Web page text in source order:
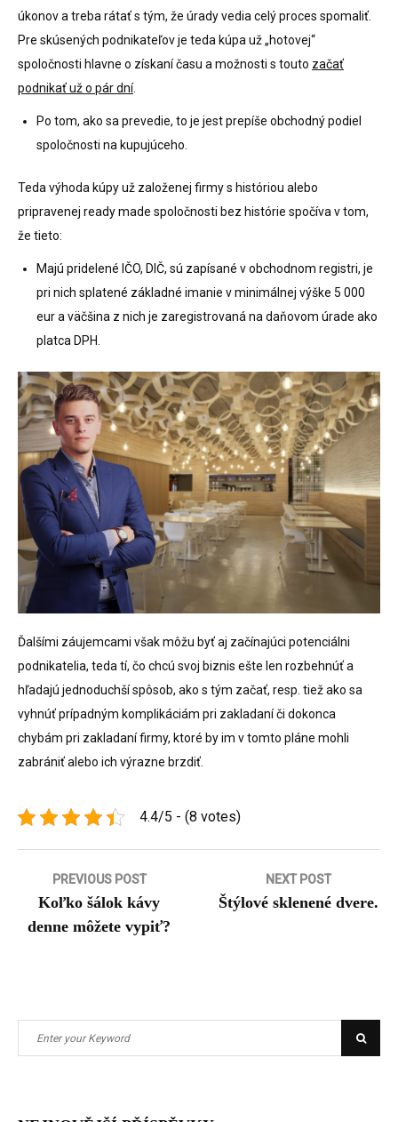
úkonov a treba rátať s tým, že úrady vedia celý proces spomaliť.
Pre skúsených podnikateľov je teda kúpa už „hotovej“
spoločnosti hlavne o získaní času a možnosti s touto začať
podnikať už o pár dní.
Po tom, ako sa prevedie, to je jest prepíše obchodný podiel
spoločnosti na kupujúceho.
Teda výhoda kúpy už založenej firmy s históriou alebo
pripravenej ready made spoločnosti bez histórie spočíva v tom,
že tieto:
Majú pridelené IČO, DIČ, sú zapísané v obchodnom registri, je
pri nich splatené základné imanie v minimálnej výške 5 000
eur a väčšina z nich je zaregistrovaná na daňovom úrade ako
platca DPH.
Ďalšími záujemcami však môžu byť aj začínajúci potenciálni
podnikatelia, teda tí, čo chcú svoj biznis ešte len rozbehnúť a
hľadajú jednoduchší spôsob, ako s tým začať, resp. tiež ako sa
vyhnúť prípadným komplikáciám pri zakladaní či dokonca
chybám pri zakladaní firmy, ktoré by im v tomto pláne mohli
zabrániť alebo ich výrazne brzdiť.
4.4/5 - (8 votes)
Navigace
pro
PREVIOUS POST
Koľko šálok kávy
denne môžete vypiť?
NEXT POST
Štýlové sklenené dvere.
for: